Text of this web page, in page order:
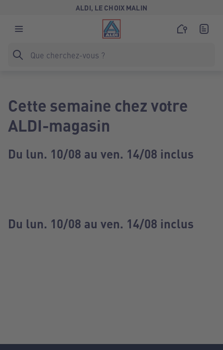
ALDI, LE CHOIX MALIN
Cette semaine chez votre
ALDI-magasin
Du lun. 10/08 au ven. 14/08 inclus
Du lun. 10/08 au ven. 14/08 inclus